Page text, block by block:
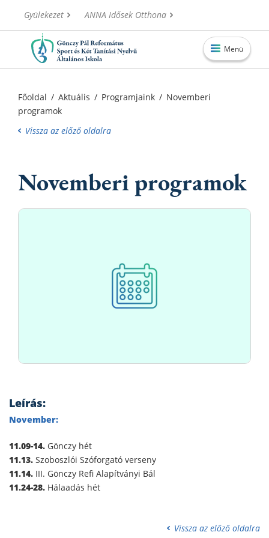
Gyülekezet ANNA Idősek Otthona
Menü
Aktuális
Iskolánk
Információk
Oktatás
Főoldal / Aktuális / Programjaink / Novemberi
programok
Vissza az előző oldalra
Novemberi programok
Leírás:
November:
11.09-14. Gönczy hét
11.13. Szoboszlói Szóforgató verseny
11.14. III. Gönczy Refi Alapítványi Bál
11.24-28. Hálaadás hét
Vissza az előző oldalra